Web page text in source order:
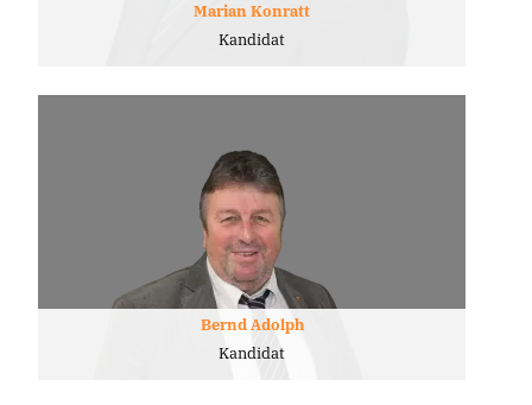
Marian Konratt
Kandidat
Bernd Adolph
Kandidat